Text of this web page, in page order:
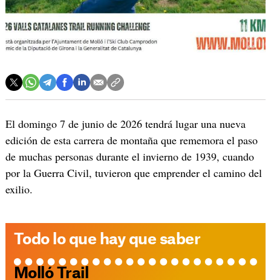
El domingo 7 de junio de 2026 tendrá lugar una nueva
edición de esta carrera de montaña que rememora el paso
de muchas personas durante el invierno de 1939, cuando
por la Guerra Civil, tuvieron que emprender el camino del
exilio.
Todo lo que hay que saber
Molló Trail